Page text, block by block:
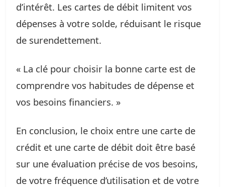
d’intérêt. Les cartes de débit limitent vos
dépenses à votre solde, réduisant le risque
de surendettement.
« La clé pour choisir la bonne carte est de
comprendre vos habitudes de dépense et
vos besoins financiers. »
En conclusion, le choix entre une carte de
crédit et une carte de débit doit être basé
sur une évaluation précise de vos besoins,
de votre fréquence d’utilisation et de votre